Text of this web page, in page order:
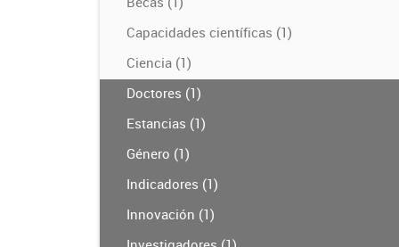
Capacidades científicas (1)
Ciencia (1)
Doctores (1)
Estancias (1)
Género (1)
Indicadores (1)
Innovación (1)